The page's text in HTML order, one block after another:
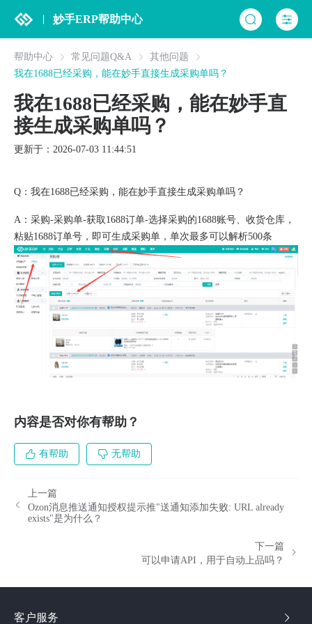
妙手ERP帮助中心
帮助中心 常见问题Q&A
其他问题
我在1688已经采购，能在妙手直接生成采购单吗？
我在1688已经采购，能在妙手直
接生成采购单吗？
更新于：2026-07-03 11:44:51
Q：我在1688已经采购，能在妙手直接生成采购单吗？
A：采购-采购单-获取1688订单-选择采购的1688账号、收货仓库，
粘贴1688订单号，即可生成采购单，单次最多可以解析500条
内容是否对你有帮助？
有帮助 无帮助
上一篇
Ozon消息推送通知授权提示推"送通知添加失败: URL already
exists"是为什么？
下一篇
可以申请API，用于自动上品吗？
客户服务